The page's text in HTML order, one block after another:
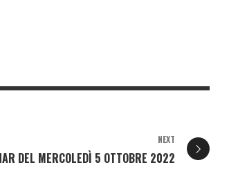
NEXT
DEL MERCOLEDÌ 5 OTTOBRE 2022